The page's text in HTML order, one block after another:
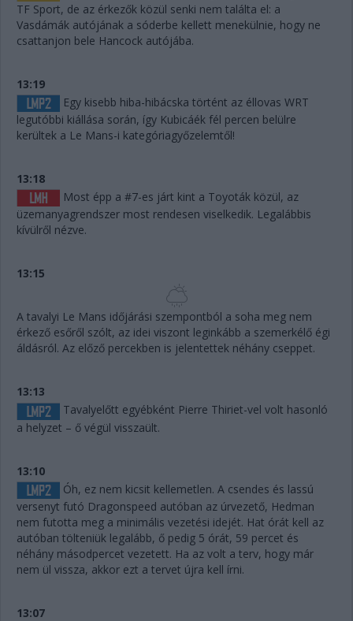
TF Sport, de az érkezők közül senki nem találta el: a
Vasdámák autójának a sóderbe kellett menekülnie, hogy ne
csattanjon bele Hancock autójába.
13:19
Egy kisebb hiba-hibácska történt az éllovas WRT
legutóbbi kiállása során, így Kubicáék fél percen belülre
kerültek a Le Mans-i kategóriagyőzelemtől!
13:18
Most épp a #7-es járt kint a Toyoták közül, az
üzemanyagrendszer most rendesen viselkedik. Legalábbis
kívülről nézve.
13:15
A tavalyi Le Mans időjárási szempontból a soha meg nem
érkező esőről szólt, az idei viszont leginkább a szemerkélő égi
áldásról. Az előző percekben is jelentettek néhány cseppet.
13:13
Tavalyelőtt egyébként Pierre Thiriet-vel volt hasonló
a helyzet – ő végül visszaült.
13:10
Óh, ez nem kicsit kellemetlen. A csendes és lassú
versenyt futó Dragonspeed autóban az úrvezető, Hedman
nem futotta meg a minimális vezetési idejét. Hat órát kell az
autóban tölteniük legalább, ő pedig 5 órát, 59 percet és
néhány másodpercet vezetett. Ha az volt a terv, hogy már
nem ül vissza, akkor ezt a tervet újra kell írni.
13:07